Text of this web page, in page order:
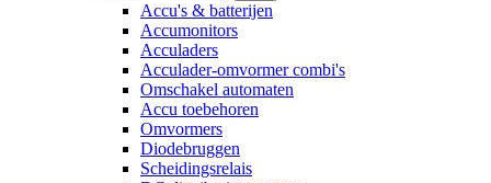
Accu's & batterijen
Accumonitors
Acculaders
Acculader-omvormer combi's
Omschakel automaten
Accu toebehoren
Omvormers
Diodebruggen
Scheidingsrelais